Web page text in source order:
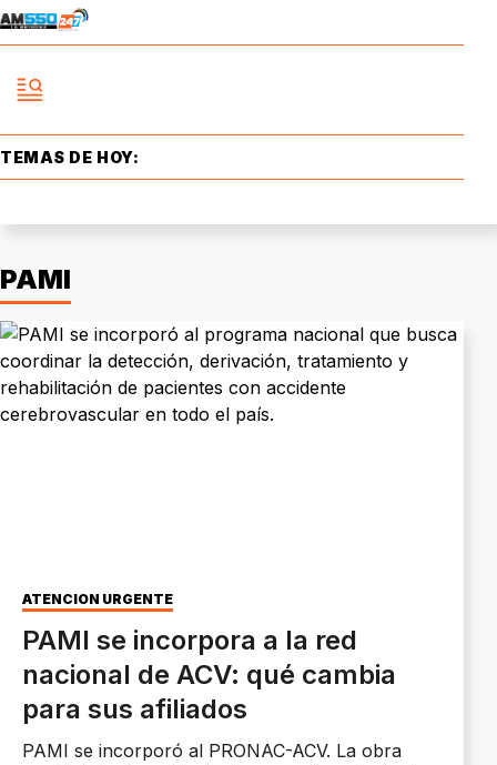
TEMAS DE HOY:
PAMI
ATENCIÓN URGENTE
PAMI se incorpora a la red
nacional de ACV: qué cambia
para sus afiliados
PAMI se incorporó al PRONAC-ACV. La obra